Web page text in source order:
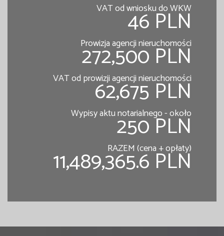
VAT od wniosku do WKW
46 PLN
Prowizja agencji nieruchomości
272,500 PLN
VAT od prowizji agencji nieruchomości
62,675 PLN
Wypisy aktu notarialnego - około
250 PLN
RAZEM (cena + opłaty)
11,489,365.6 PLN